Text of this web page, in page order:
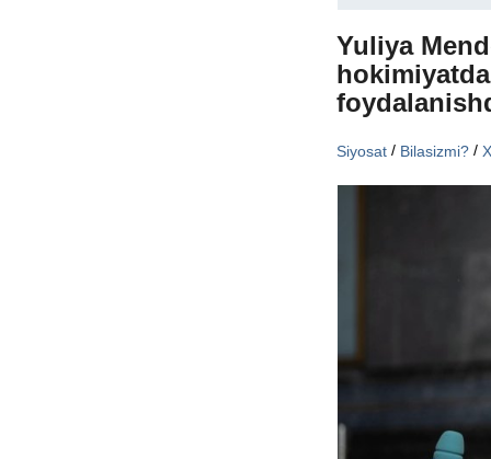
Yuliya
Siyosat / Bilasizmi? /